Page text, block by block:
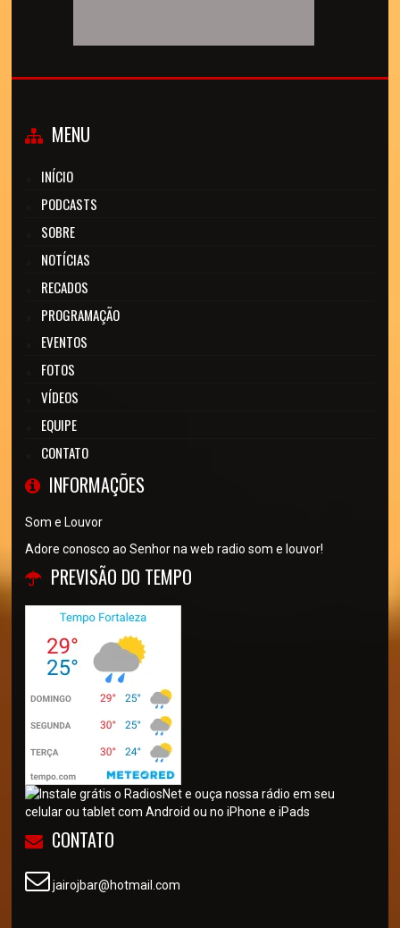
MENU
INÍCIO
PODCASTS
SOBRE
NOTÍCIAS
RECADOS
PROGRAMAÇÃO
EVENTOS
FOTOS
VÍDEOS
EQUIPE
CONTATO
INFORMAÇÕES
Som e Louvor
Adore conosco ao Senhor na web radio som e louvor!
PREVISÃO DO TEMPO
CONTATO
jairojbar@hotmail.com